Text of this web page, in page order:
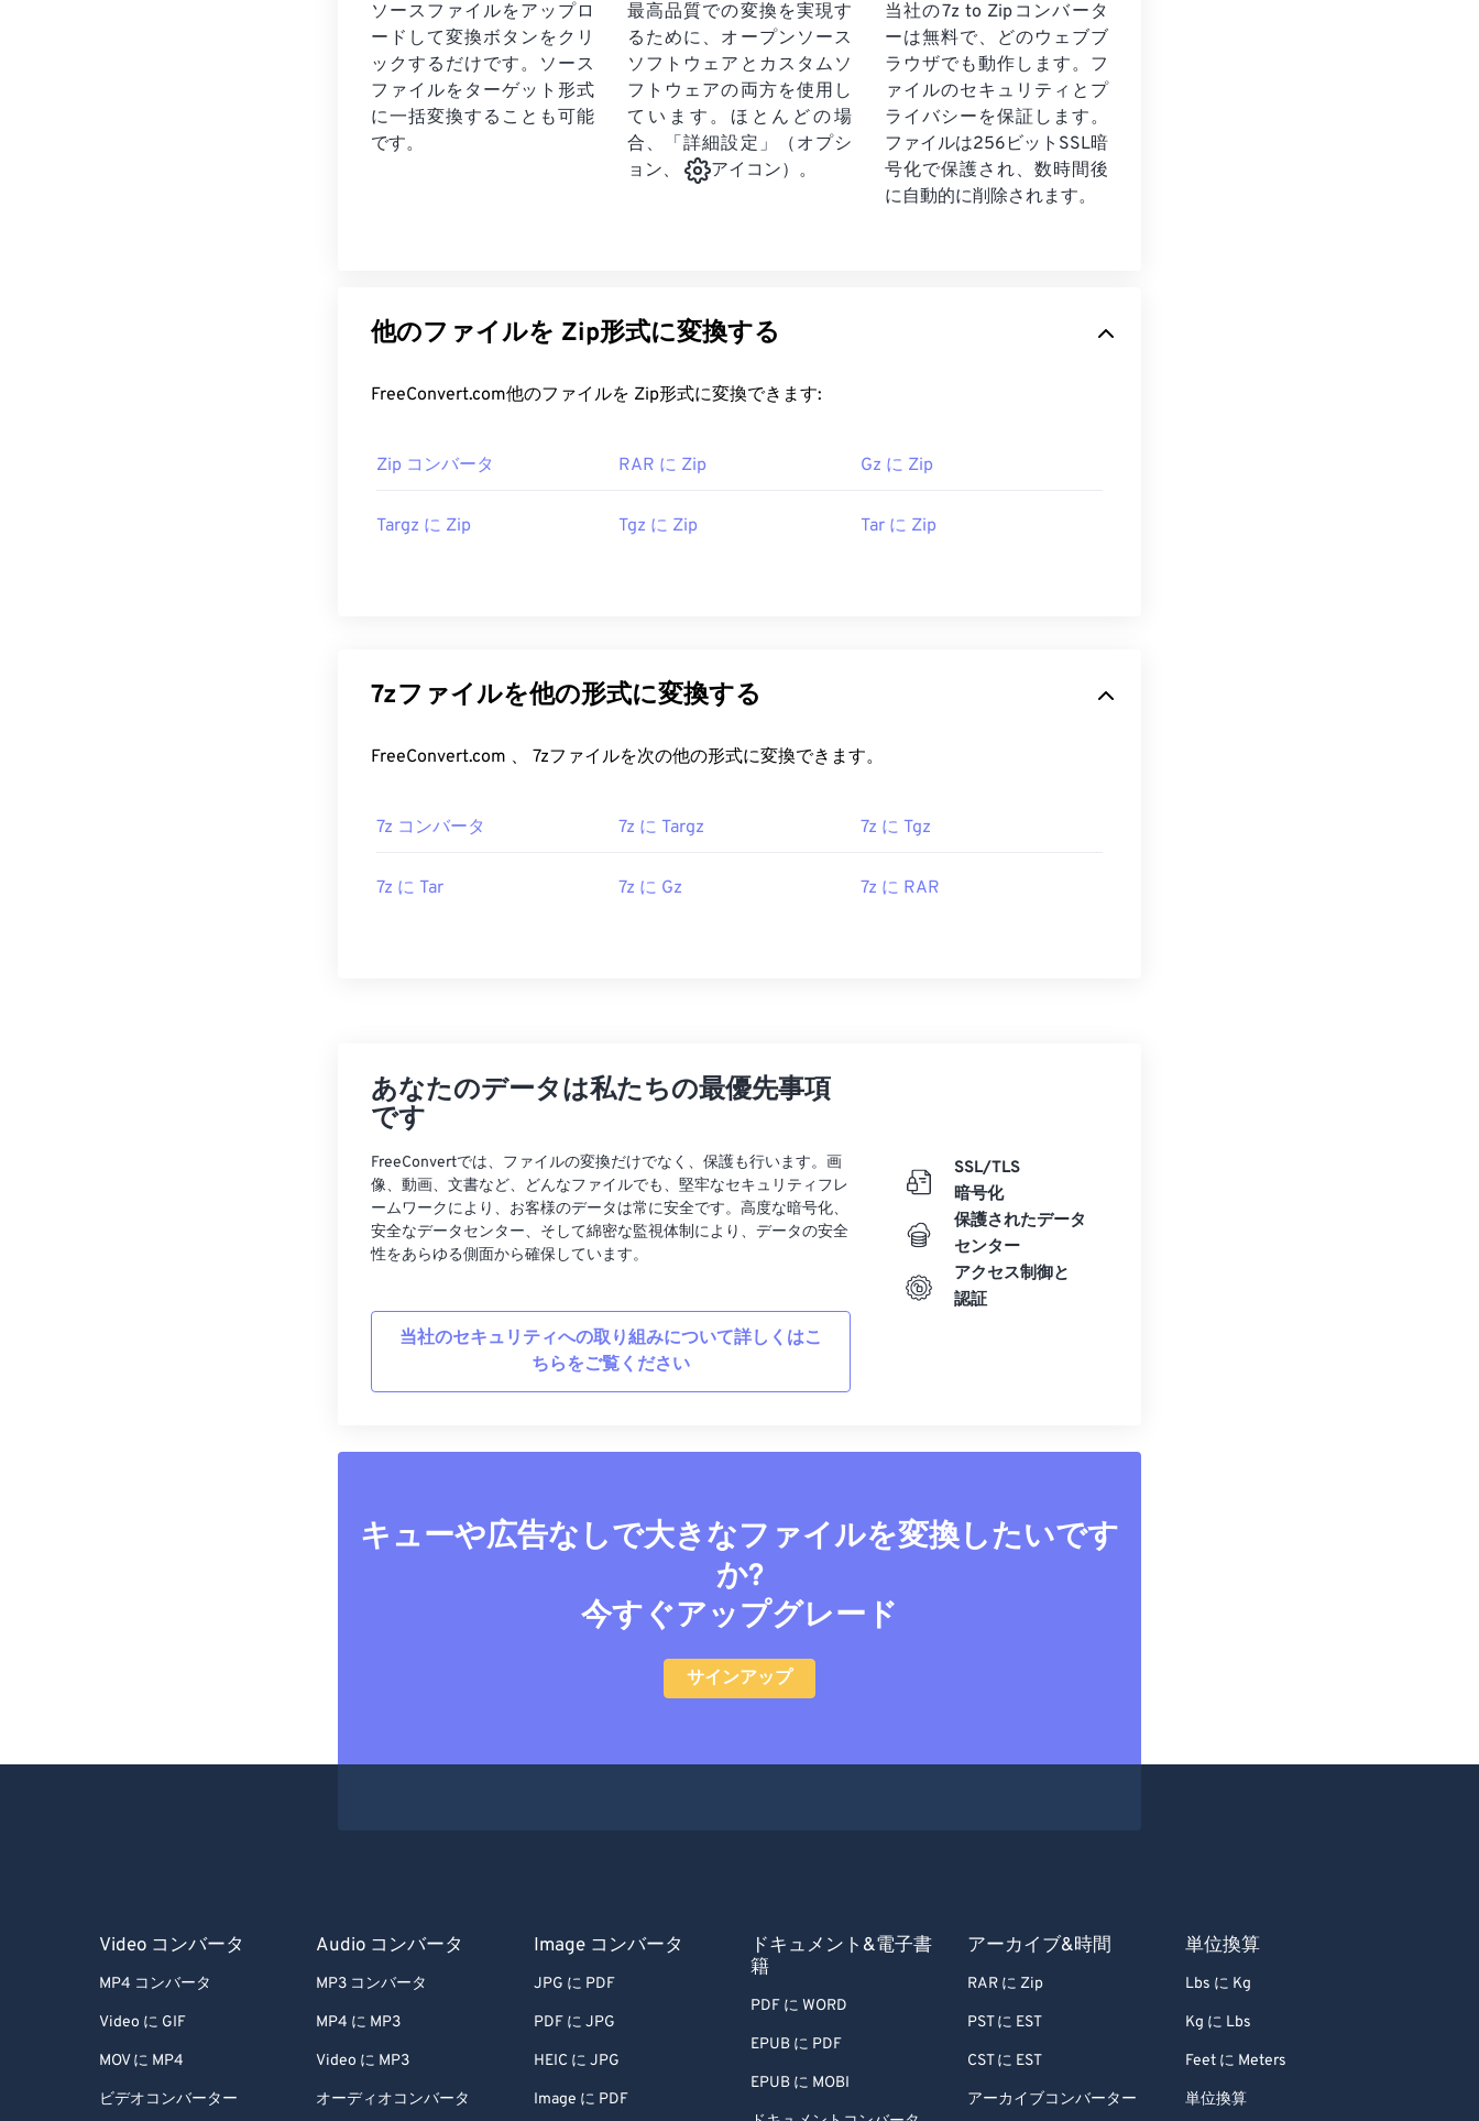
ソースファイルをアップロ
ードして変換ボタンをクリ
ックするだけです。 ソース
ファイルを ターゲット形式
に一括変換することも可能
です。
最高品質での変換を実現す
るために、オープンソース
ソフトウェアとカスタムソ
フトウェアの両方を使用し
ています。ほとんどの場
合、「詳細設定」（オプシ
ョン、
アイコン）。
当社の7z to Zipコンバータ
ーは無料で、どのウェブブ
ラウザでも動作します。フ
ァイルのセキュリティとプ
ライバシーを保証します。
ファイルは256ビットSSL暗
号化で保護され、数時間後
に自動的に削除されます。
他のファイルを Zip形式に変換する
FreeConvert.com他のファイルを Zip形式に変換できます:
Zip コンバータ RAR に Zip Gz に Zip
Targz に Zip Tgz に Zip Tar に Zip
7zファイルを他の形式に変換する
FreeConvert.com 、 7zファイルを次の他の形式に変換できます。
7z コンバータ 7z に Targz 7z に Tgz
7z に Tar 7z に Gz 7z に RAR
あなたのデータは私たちの最優先事項
です
FreeConvertでは、ファイルの変換だけでなく、保護も行います。画
像、動画、文書など、どんなファイルでも、堅牢なセキュリティフレ
ームワークにより、お客様のデータは常に安全です。高度な暗号化、
安全なデータセンター、そして綿密な監視体制により、データの安全
性をあらゆる側面から確保しています。
当社のセキュリティへの取り組みについて詳しくはこ
ちらをご覧ください
SSL/TLS
暗号化
保護されたデータ
センター
アクセス制御と
認証
キューや広告なしで大きなファイルを変換したいです
か?
今すぐアップグレード
サインアップ
Video コンバータ
MP4 コンバータ
Video に GIF
MOV に MP4
ビデオコンバーター
Audio コンバータ
MP3 コンバータ
MP4 に MP3
Video に MP3
オーディオコンバータ
Image コンバータ
JPG に PDF
PDF に JPG
HEIC に JPG
Image に PDF
ドキュメント&電子書
籍
PDF に WORD
EPUB に PDF
EPUB に MOBI
アーカイブ&時間
RAR に Zip
PST に EST
CST に EST
アーカイブコンバーター
単位換算
Lbs に Kg
Kg に Lbs
Feet に Meters
単位換算